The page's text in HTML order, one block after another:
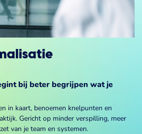
bij beter begrijpen wat je
in kaart, benoemen knelpunten en
Gericht op minder verspilling, meer
van je team en systemen.